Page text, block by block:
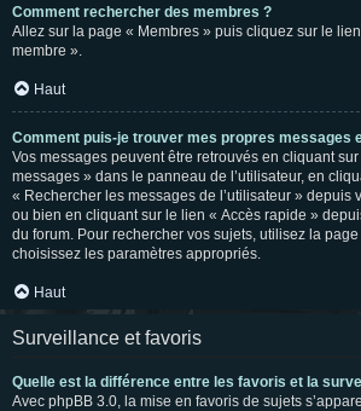
Comment rechercher des membres ?
Allez sur la page « Membres » puis cliquez sur le
membre ».
Haut
Comment puis-je trouver mes propres messages
Vos messages peuvent être retrouvés en cliquant
messages » dans le panneau de l’utilisateur, en
« Rechercher les messages de l’utilisateur » depuis
ou bien en cliquant sur le lien « Accès rapide »
du forum. Pour rechercher vos sujets, utilisez la
choisissez les paramètres appropriés.
Haut
Surveillance et favoris
Quelle est la différence entre les favoris et la
Avec phpBB 3.0, la mise en favoris de sujets